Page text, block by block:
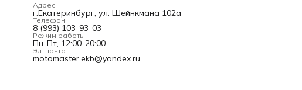
Адрес
г.Екатеринбург, ул. Шейнкмана 102а
Телефон
8 (993) 103-93-03
Режим работы
Пн-Пт, 12:00-20:00
Эл. почта
motomaster.ekb@yandex.ru